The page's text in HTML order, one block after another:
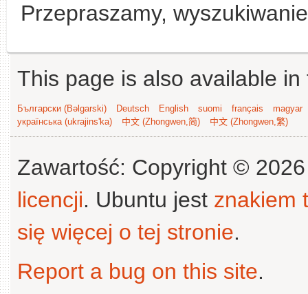
Przepraszamy,
This page is also available
Български (Bəlgarski) Deutsch English suomi français
magyar
українська (ukrajins'ka)
中文 (Zhongwen,简) 中文 (Zhongwen,繁)
Zawartość: Copyright ©
licencji. Ubuntu jest znakiem
się więcej o tej stronie.
Report a bug on this site.